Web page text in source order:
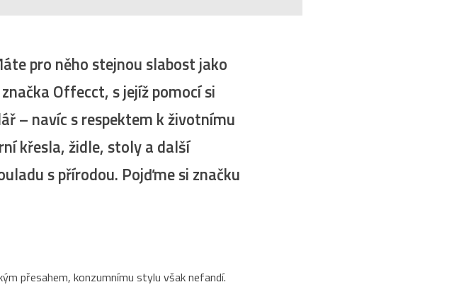
pro něho stejnou slabost jako
Offecct, s jejíž pomocí si
–⁠ navíc s respektem k životnímu
křesla, židle, stoly a další
s přírodou. Pojďme si značku
přesahem, konzumnímu stylu však nefandí.